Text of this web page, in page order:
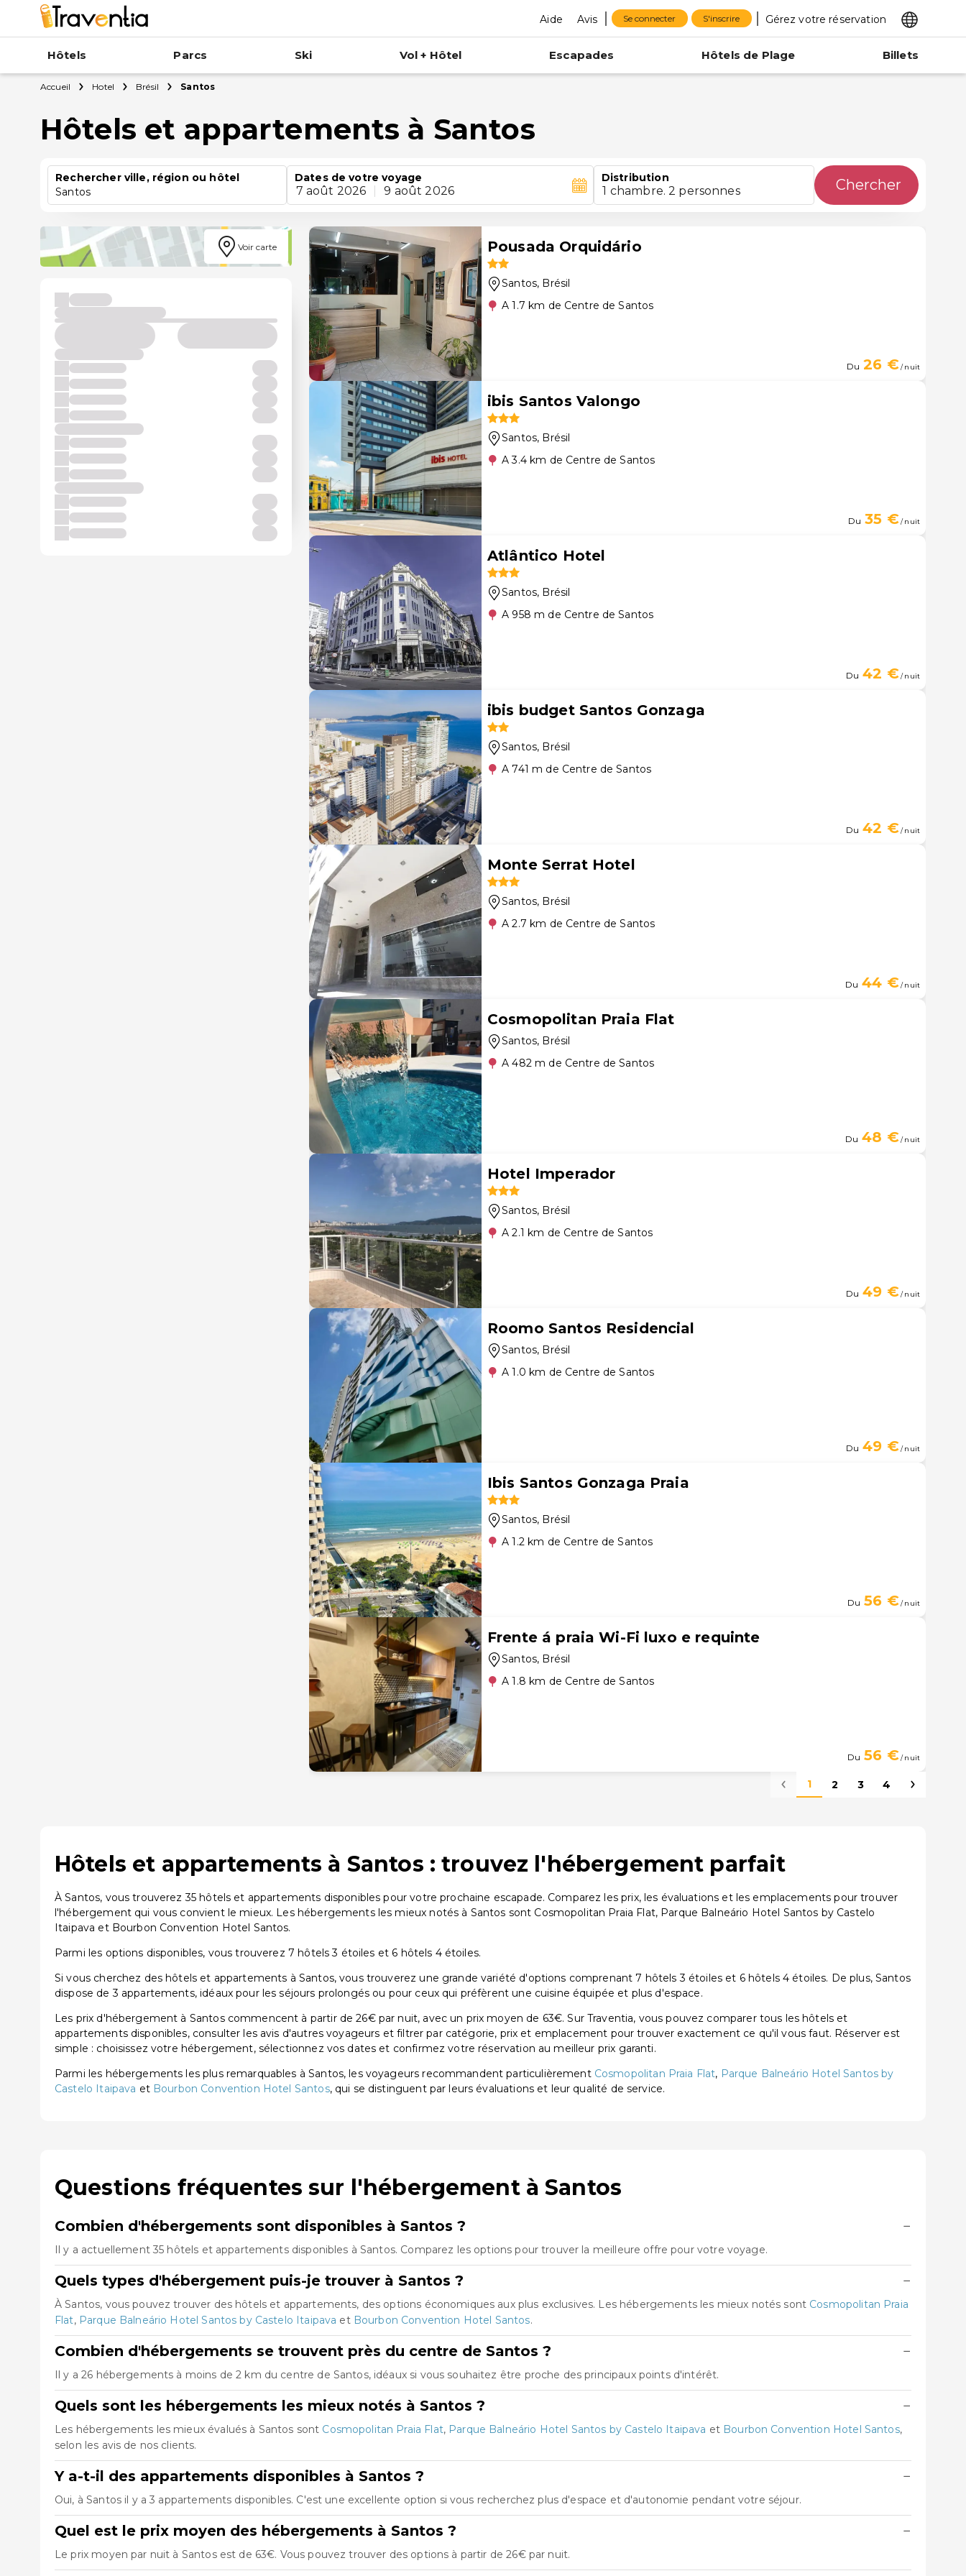
Aide Avis Se connecter S'inscrire Gérez votre réservation
Hôtels Parcs Ski Vol + Hôtel Escapades Hôtels de Plage Billets
Accueil Hotel Brésil Santos
Hôtels et appartements à Santos
Rechercher ville, région ou hôtel
Santos
Dates de votre voyage
7 août 2026 9 août 2026
Distribution
1 chambre. 2 personnes Chercher
Voir carte Pousada Orquidário
Santos, Brésil
A 1.7 km de Centre de Santos
Du 26 €/ nuit
ibis Santos Valongo
Santos, Brésil
A 3.4 km de Centre de Santos
Du 35 €/ nuit
Atlântico Hotel
Santos, Brésil
A 958 m de Centre de Santos
Du 42 €/ nuit
ibis budget Santos Gonzaga
Santos, Brésil
A 741 m de Centre de Santos
Du 42 €/ nuit
Monte Serrat Hotel
Santos, Brésil
A 2.7 km de Centre de Santos
Du 44 €/ nuit
Cosmopolitan Praia Flat
Santos, Brésil
A 482 m de Centre de Santos
Du 48 €/ nuit
Hotel Imperador
Santos, Brésil
A 2.1 km de Centre de Santos
Du 49 €/ nuit
Roomo Santos Residencial
Santos, Brésil
A 1.0 km de Centre de Santos
Du 49 €/ nuit
Ibis Santos Gonzaga Praia
Santos, Brésil
A 1.2 km de Centre de Santos
Du 56 €/ nuit
Frente á praia Wi-Fi luxo e requinte
Santos, Brésil
A 1.8 km de Centre de Santos
Du 56 €/ nuit
1 2 3 4
Hôtels et appartements à Santos : trouvez l'hébergement parfait
À Santos, vous trouverez 35 hôtels et appartements disponibles pour votre prochaine escapade. Comparez les prix, les évaluations et les emplacements pour trouver
l'hébergement qui vous convient le mieux. Les hébergements les mieux notés à Santos sont Cosmopolitan Praia Flat, Parque Balneário Hotel Santos by Castelo
Itaipava et Bourbon Convention Hotel Santos.
Parmi les options disponibles, vous trouverez 7 hôtels 3 étoiles et 6 hôtels 4 étoiles.
Si vous cherchez des hôtels et appartements à Santos, vous trouverez une grande variété d'options comprenant 7 hôtels 3 étoiles et 6 hôtels 4 étoiles. De plus, Santos
dispose de 3 appartements, idéaux pour les séjours prolongés ou pour ceux qui préfèrent une cuisine équipée et plus d'espace.
Les prix d'hébergement à Santos commencent à partir de 26€ par nuit, avec un prix moyen de 63€. Sur Traventia, vous pouvez comparer tous les hôtels et
appartements disponibles, consulter les avis d'autres voyageurs et filtrer par catégorie, prix et emplacement pour trouver exactement ce qu'il vous faut. Réserver est
simple : choisissez votre hébergement, sélectionnez vos dates et confirmez votre réservation au meilleur prix garanti.
Parmi les hébergements les plus remarquables à Santos, les voyageurs recommandent particulièrement Cosmopolitan Praia Flat, Parque Balneário Hotel Santos by
Castelo Itaipava et Bourbon Convention Hotel Santos, qui se distinguent par leurs évaluations et leur qualité de service.
Questions fréquentes sur l'hébergement à Santos
Combien d'hébergements sont disponibles à Santos ? −
Il y a actuellement 35 hôtels et appartements disponibles à Santos. Comparez les options pour trouver la meilleure offre pour votre voyage.
Quels types d'hébergement puis-je trouver à Santos ? −
À Santos, vous pouvez trouver des hôtels et appartements, des options économiques aux plus exclusives. Les hébergements les mieux notés sont Cosmopolitan Praia
Flat, Parque Balneário Hotel Santos by Castelo Itaipava et Bourbon Convention Hotel Santos.
Combien d'hébergements se trouvent près du centre de Santos ? −
Il y a 26 hébergements à moins de 2 km du centre de Santos, idéaux si vous souhaitez être proche des principaux points d'intérêt.
Quels sont les hébergements les mieux notés à Santos ? −
Les hébergements les mieux évalués à Santos sont Cosmopolitan Praia Flat, Parque Balneário Hotel Santos by Castelo Itaipava et Bourbon Convention Hotel Santos,
selon les avis de nos clients.
Y a-t-il des appartements disponibles à Santos ? −
Oui, à Santos il y a 3 appartements disponibles. C'est une excellente option si vous recherchez plus d'espace et d'autonomie pendant votre séjour.
Quel est le prix moyen des hébergements à Santos ? −
Le prix moyen par nuit à Santos est de 63€. Vous pouvez trouver des options à partir de 26€ par nuit.